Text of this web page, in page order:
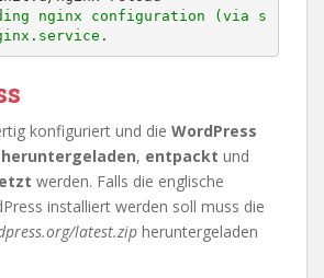
nginx configuration (via s
konfiguriert und die WordPress
heruntergeladen, entpackt und
werden. Falls die englische
installiert werden soll muss die
latest.zip heruntergeladen